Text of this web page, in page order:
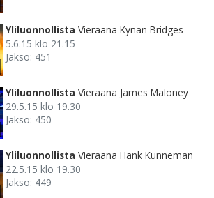
Yliluonnollista Vieraana Kynan Bridges
5.6.15 klo 21.15
Jakso: 451
Yliluonnollista Vieraana James Maloney
29.5.15 klo 19.30
Jakso: 450
Yliluonnollista Vieraana Hank Kunneman
22.5.15 klo 19.30
Jakso: 449